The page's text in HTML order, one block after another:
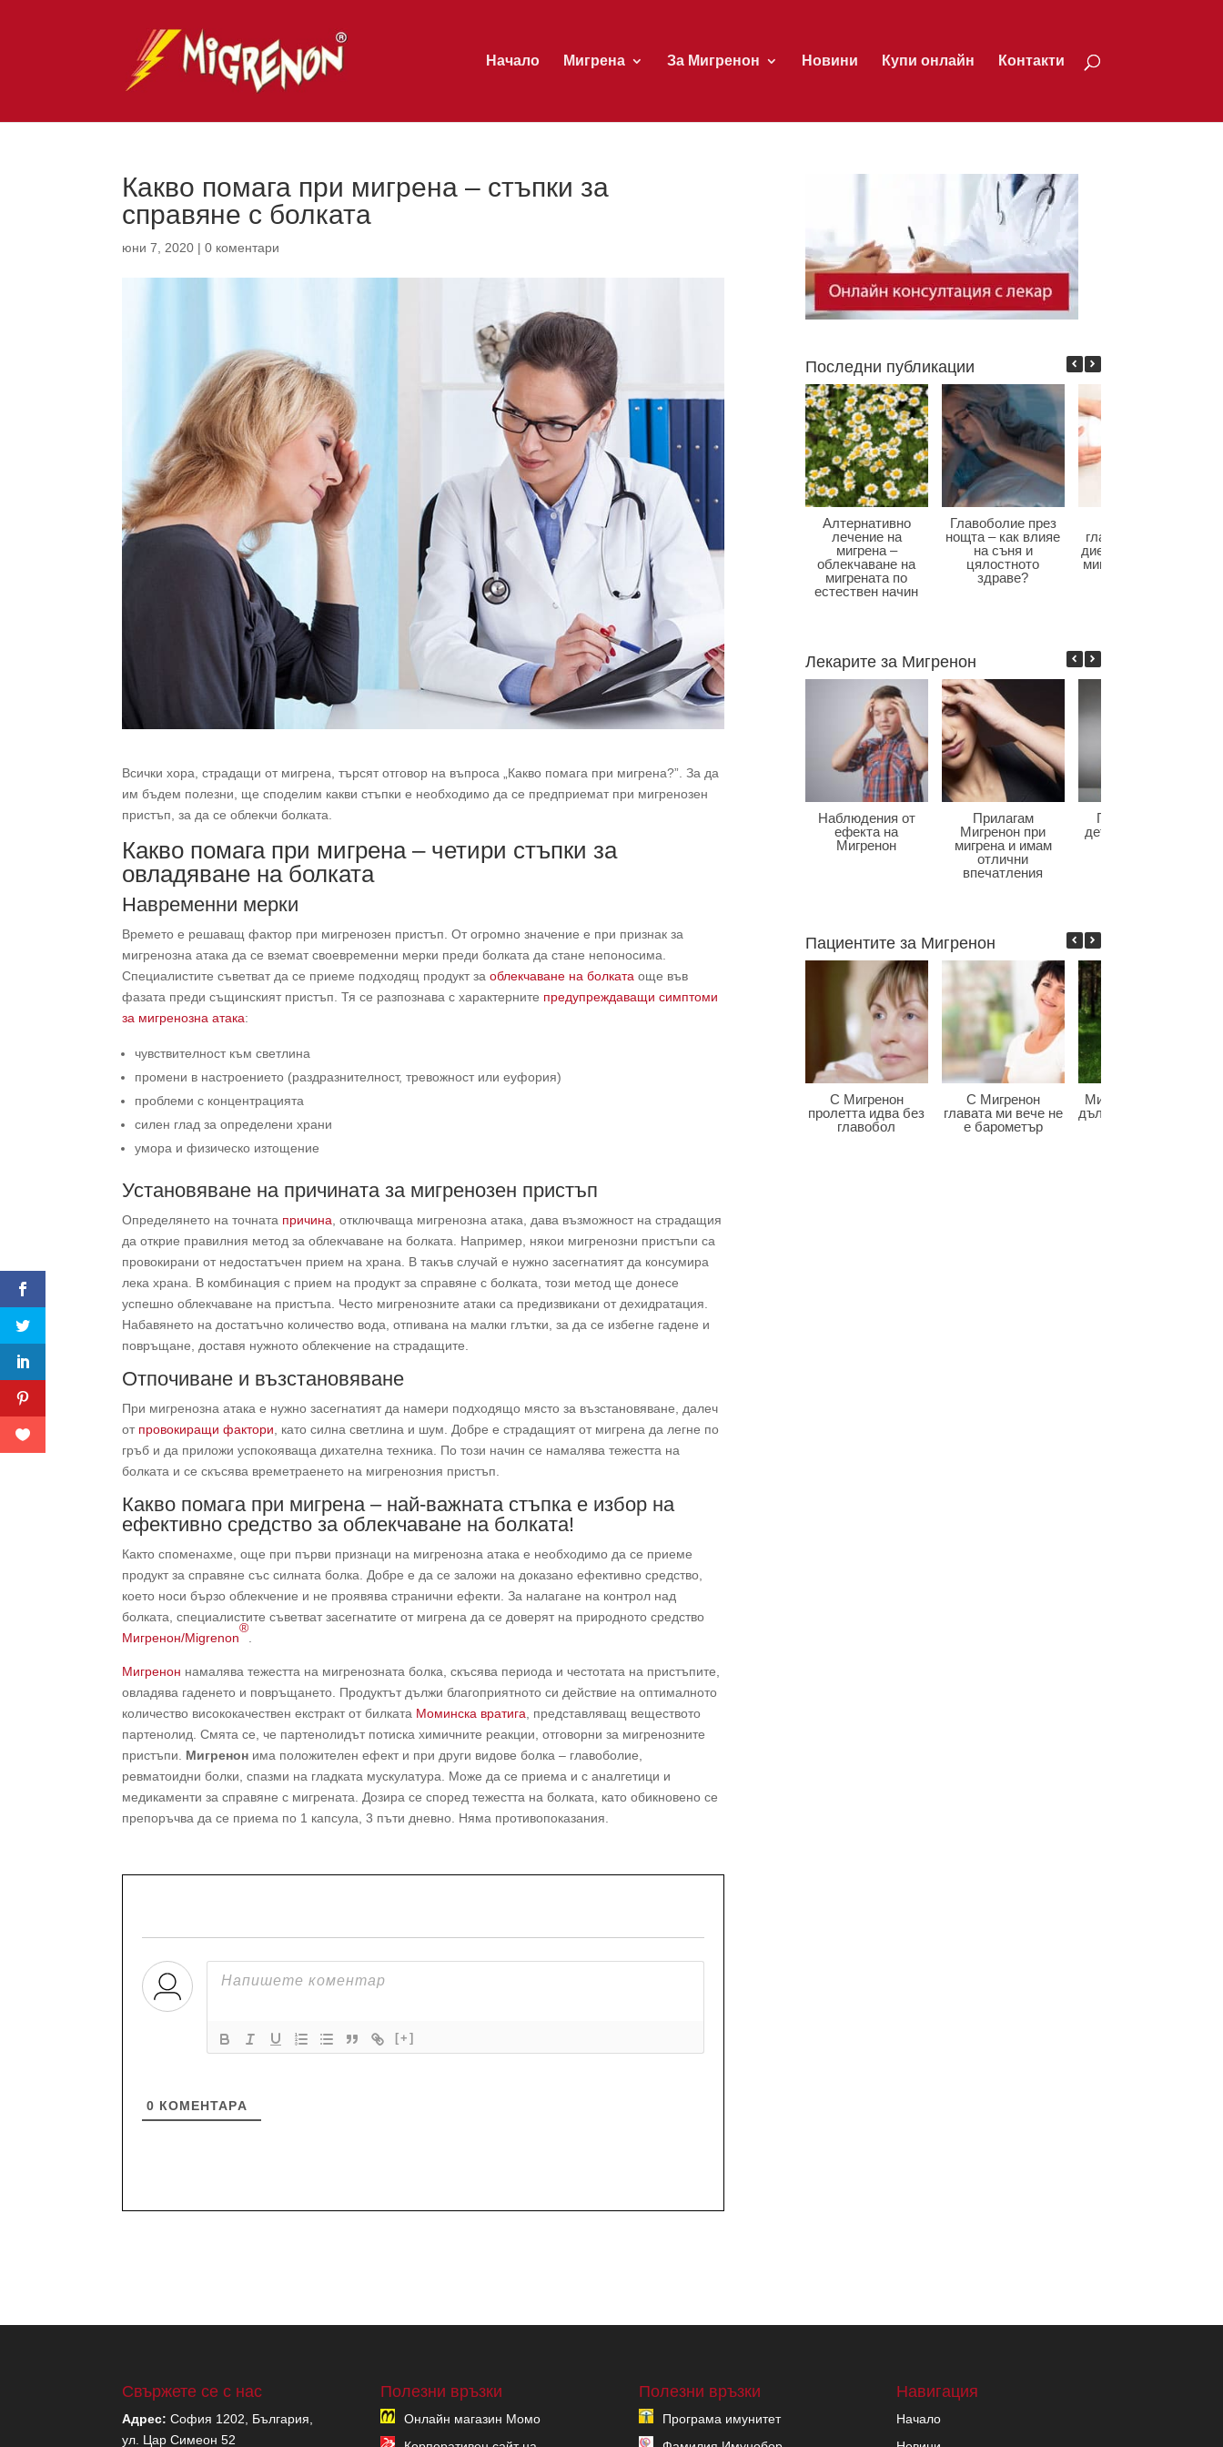
Начало Мигрена За Мигренон Новини Купи онлайн Контакти
Какво помага при мигрена – стъпки за
справяне с болката
юни 7, 2020 |0 коментари
Всички хора, страдащи от мигрена, търсят отговор на въпроса „Какво помага при мигрена?”. За да
им бъдем полезни, ще споделим какви стъпки е необходимо да се предприемат при мигренозен
пристъп, за да се облекчи болката.
Какво помага при мигрена – четири стъпки за
овладяване на болката
Навременни мерки
Времето е решаващ фактор при мигренозен пристъп. От огромно значение е при признак за
мигренозна атака да се вземат своевременни мерки преди болката да стане непоносима.
Специалистите съветват да се приеме подходящ продукт заоблекчаване на болката още във
фазата преди същинският пристъп. Тя се разпознава с характерните предупреждаващи симптоми
за мигренозна атака:
чувствителност към светлина
промени в настроението (раздразнителност, тревожност или еуфория)
проблеми с концентрацията
силен глад за определени храни
умора и физическо изтощение
Установяване на причината за мигренозен пристъп
Определянето на точната причина , отключваща мигренозна атака, дава възможност на страдащия
да открие правилния метод за облекчаване на болката. Например, някои мигренозни пристъпи са
провокирани от недостатъчен прием на храна. В такъв случай е нужно засегнатият да консумира
лека храна. В комбинация с прием на продукт за справяне с болката, този метод ще донесе
успешно облекчаване на пристъпа. Често мигренозните атаки са предизвикани от дехидратация.
Набавянето на достатъчно количество вода, отпивана на малки глътки, за да се избегне гадене и
повръщане, доставя нужното облекчение на страдащите.
Отпочиване и възстановяване
При мигренозна атака е нужно засегнатият да намери подходящо място за възстановяване, далеч
от провокиращи фактори , като силна светлина и шум. Добре е страдащият от мигрена да легне по
гръб и да приложи успокояваща дихателна техника. По този начин се намалява тежестта на
болката и се скъсява времетраенето на мигренозния пристъп.
Какво помага при мигрена – най-важната стъпка е избор на
ефективно средство за облекчаване на болката!
Както споменахме, още при първи признаци на мигренозна атака е необходимо да се приеме
продукт за справяне със силната болка. Добре е да се заложи на доказано ефективно средство,
което носи бързо облекчение и не проявява странични ефекти. За налагане на контрол над
болката, специалистите съветват засегнатите от мигрена да се доверят на природното средство
Мигренон/Migrenon
®
Мигренон намалява тежестта на мигренозната болка, скъсява периода и честотата на пристъпите,
овладява гаденето и повръщането. Продуктът дължи благоприятното си действие на оптималното
количество висококачествен екстракт от билката Моминска вратига , представляващ веществото
партенолид. Смята се, че партенолидът потиска химичните реакции, отговорни за мигренозните
пристъпи. Мигренон има положителен ефект и при други видове болка – главоболие,
ревматоидни болки, спазми на гладката мускулатура. Може да се приема и с аналгетици и
медикаменти за справяне с мигрената. Дозира се според тежестта на болката, като обикновено се
препоръчва да се приема по 1 капсула, 3 пъти дневно. Няма противопоказания.
[+]
0 КОМЕНТАРA
Последни публикации
Алтернативно
лечение на
мигрена –
облекчаване на
мигрената по
естествен начин
Главоболие през
нощта – как влияе
на съня и
цялостното
здраве?
главоболие – как
диетата влияе при
мигрена и болки в
Лекарите за Мигренон
Наблюдения от
ефекта на
Мигренон
Прилагам
Мигренон при
мигрена и имам
отлични
впечатления
Главоболие в
детската възраст
Пациентите за Мигренон
С Мигренон
пролетта идва без
главобол
С Мигренон
главата ми вече не
е барометър
Мигренон победи
дългогодишната ми
Свържете се с нас
Адрес: София 1202, България,
ул. Цар Симеон 52
Полезни връзки
Онлайн магазин Момо
Полезни връзки
Програма имунитет
Навигация
Начало